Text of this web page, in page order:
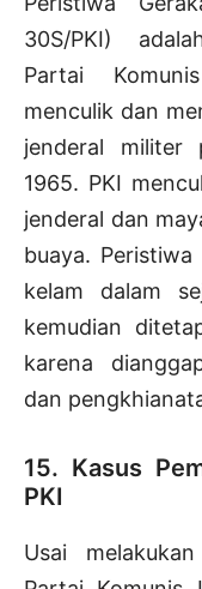
30S/PKI)
Partai
menculik dan
jenderal militer
1965. PKI
jenderal dan
buaya.
kelam dalam
kemudian
karena
dan
15. Kasus
PKI
Usai